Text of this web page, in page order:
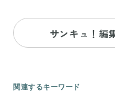
サンキュ！編
関連するキーワード